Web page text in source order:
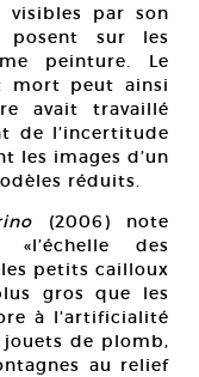
visibles par son
posent sur les
peinture. Le
mort peut ainsi
avait travaillé
de l’incertitude
les images d’un
réduits.
(2006) note
des
petits cailloux
gros que les
à l’artificialité
jouets de plomb,
au relief